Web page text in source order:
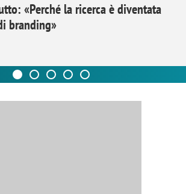
«Perché la ricerca è diventata
branding»